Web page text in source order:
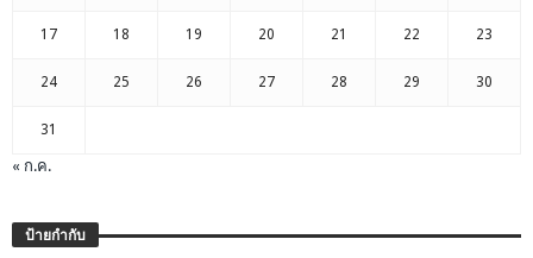
17 18 19 20 21 22 23
24 25 26 27 28 29 30
31
« ก.ค.
ป้ายกำกับ